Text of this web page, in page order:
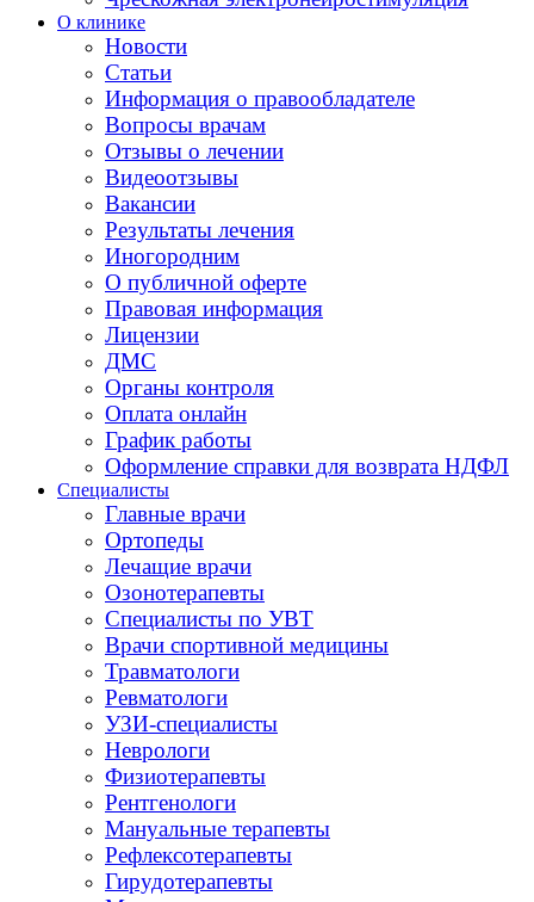
О клинике
Новости
Статьи
Информация о правообладателе
Вопросы врачам
Отзывы о лечении
Видеоотзывы
Вакансии
Результаты лечения
Иногородним
О публичной оферте
Правовая информация
Лицензии
ДМС
Органы контроля
Оплата онлайн
График работы
Оформление справки для возврата НДФЛ
Специалисты
Главные врачи
Ортопеды
Лечащие врачи
Озонотерапевты
Специалисты по УВТ
Врачи спортивной медицины
Травматологи
Ревматологи
УЗИ-специалисты
Неврологи
Физиотерапевты
Рентгенологи
Мануальные терапевты
Рефлексотерапевты
Гирудотерапевты